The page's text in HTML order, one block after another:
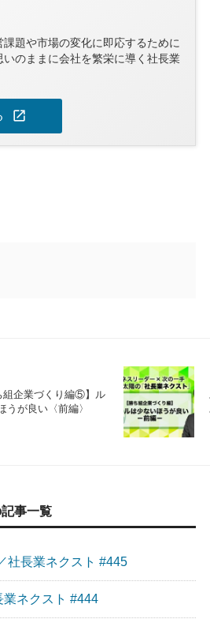
題や市場の変化に即応するために
のままに会社を繁栄に導く社長業
open_in_new
組企業づくり編⑤】ル
うが良い〈前編〉
事一覧
社長業ネクスト #445
業ネクスト #444